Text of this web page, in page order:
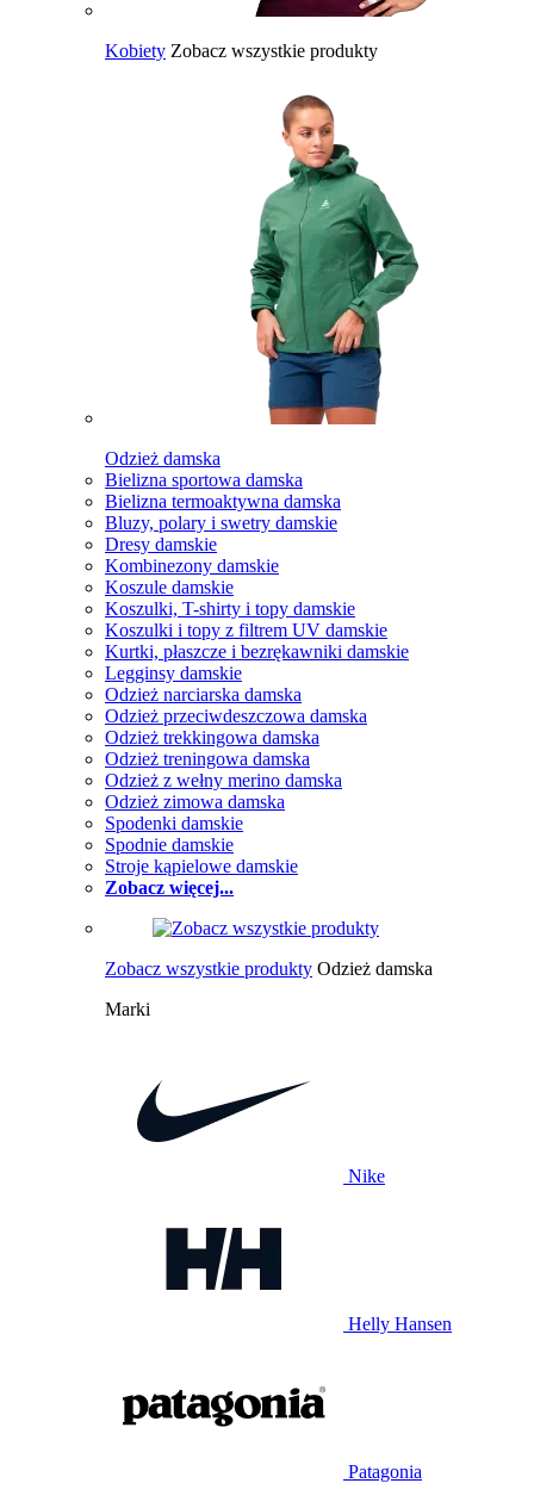
Kobiety Zobacz wszystkie produkty
Odzież damska
Bielizna sportowa damska
Bielizna termoaktywna damska
Bluzy, polary i swetry damskie
Dresy damskie
Kombinezony damskie
Koszule damskie
Koszulki, T-shirty i topy damskie
Koszulki i topy z filtrem UV damskie
Kurtki, płaszcze i bezrękawniki damskie
Legginsy damskie
Odzież narciarska damska
Odzież przeciwdeszczowa damska
Odzież trekkingowa damska
Odzież treningowa damska
Odzież z wełny merino damska
Odzież zimowa damska
Spodenki damskie
Spodnie damskie
Stroje kąpielowe damskie
Zobacz więcej...
Zobacz wszystkie produkty Odzież damska
Marki
Nike
Helly Hansen
Patagonia